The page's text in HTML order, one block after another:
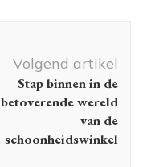
Volgend artikel
Stap binnen in de
betoverende wereld
van de
schoonheidswinkel